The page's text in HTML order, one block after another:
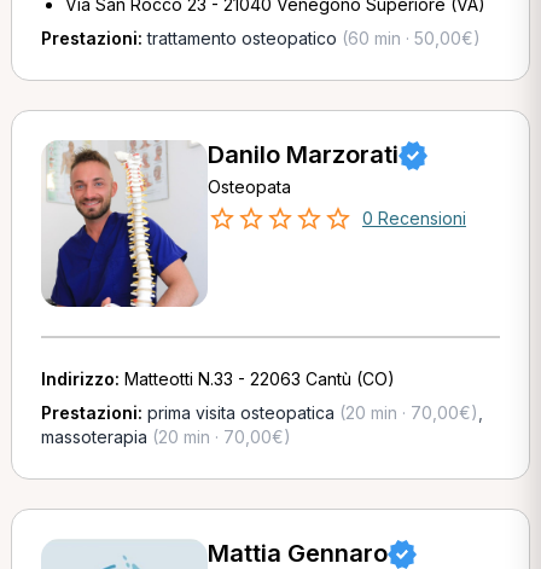
Via San Rocco 23 - 21040 Venegono Superiore (VA)
Prestazioni:trattamento osteopatico (60 min · 50,00€)
Danilo Marzorati
Osteopata
0 Recensioni
Indirizzo: Matteotti N.33 - 22063 Cantù (CO)
Prestazioni: prima visita osteopatica (20 min · 70,00€)
massoterapia (20 min · 70,00€)
Mattia Gennaro